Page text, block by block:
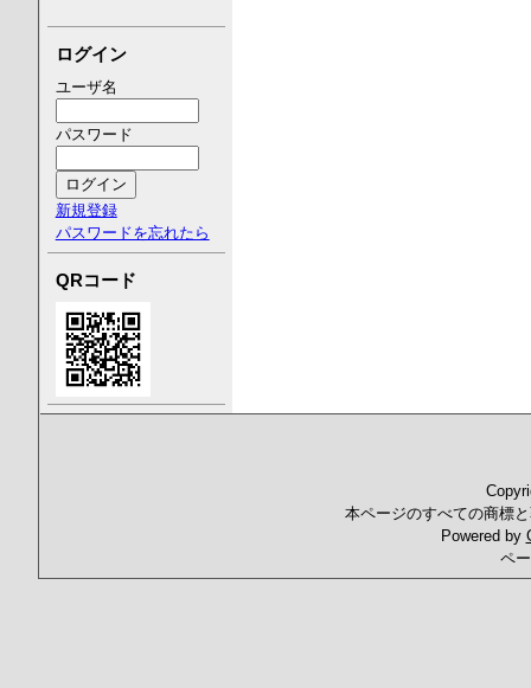
ログイン
ユーザ名
パスワード
新規登録
パスワードを忘れたら
QRコード
本ページのすべての商標
Powered by
ペ